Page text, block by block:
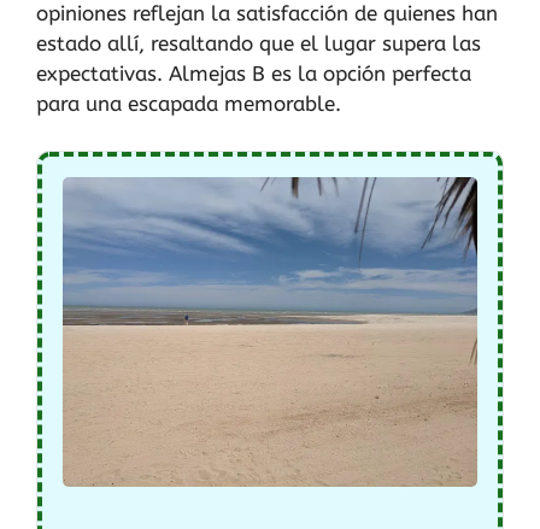
opiniones reflejan la satisfacción de quienes han
estado allí, resaltando que el lugar supera las
expectativas. Almejas B es la opción perfecta
para una escapada memorable.